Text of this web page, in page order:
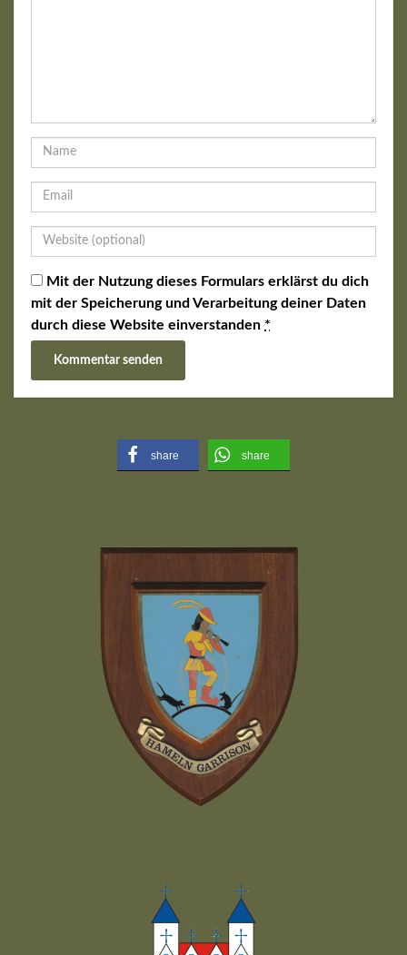
Mit der Nutzung dieses Formulars erklärst du dich
mit der Speicherung und Verarbeitung deiner Daten
durch diese Website einverstanden *
share share